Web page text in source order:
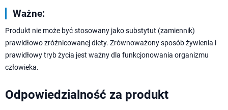
Ważne:
Produkt nie może być stosowany jako substytut (zamiennik)
prawidłowo zróżnicowanej diety. Zrównoważony sposób żywienia i
prawidłowy tryb życia jest ważny dla funkcjonowania organizmu
człowieka.
Odpowiedzialność za produkt